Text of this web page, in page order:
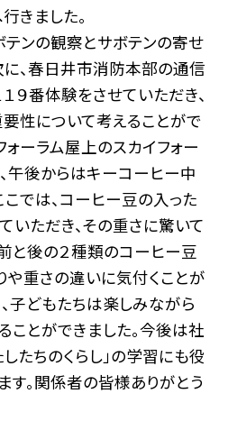
きました。
テンの観察とサボテンの寄せ
に、春日井市消防本部の通信
９番体験をさせていただき、
性について考えることがで
ォーラム屋上のスカイフォー
午後からはキーコーヒー中
では、コーヒー豆の入った
いただき、その重さに驚いて
と後の２種類のコーヒー豆
や重さの違いに気付くことが
子どもたちは楽しみながら
ことができました。今後は社
たちのくらし」の学習にも役
す。関係者の皆様ありがとう